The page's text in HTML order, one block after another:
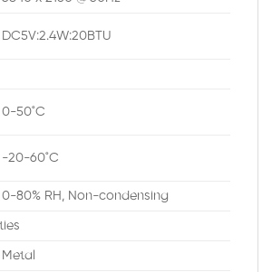
DC5V:2.4W:20BTU
0-50˚C
-20-60˚C
0-80% RH, Non-condensing
Metal